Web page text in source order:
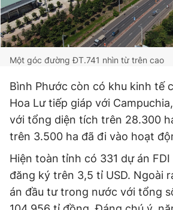
Một góc đường ĐT.741 nhìn từ trên cao
Bình Phước còn có khu kinh tế
Hoa Lư tiếp giáp với
với tổng diện tích trên 28.300
trên 3.500 ha đã đi vào hoạt
Hiện toàn tỉnh có 331 dự án
đăng ký trên 3,5 tỉ USD. Ngoài
án đầu tư trong nước với tổng